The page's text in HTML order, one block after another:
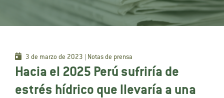
3 de marzo de 2023 | Notas de prensa
Hacia el 2025 Perú sufriría de
estrés hídrico que llevaría a una